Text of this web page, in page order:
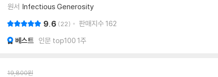
원서 Infectious Generosity
9.6 22 판매지수 162
베스트 인문 top100 1주
19,800원